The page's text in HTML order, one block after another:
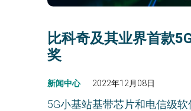
比科奇及其业界首款
奖
新闻中心 2022年12月08日
5G小基站基带芯片和电信级